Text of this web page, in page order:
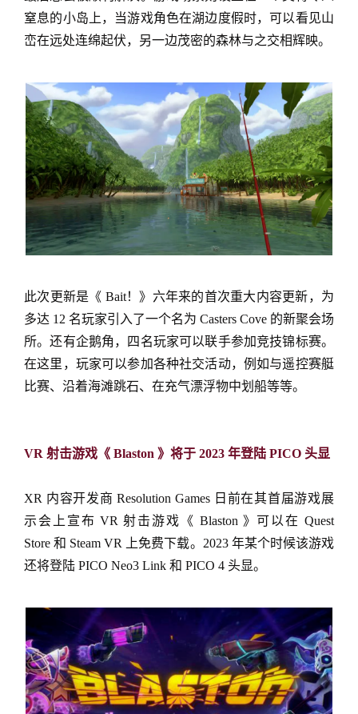
窒息的小岛上，当游戏角色在湖边度假时，可以看见山
峦在远处连绵起伏，另一边茂密的森林与之交相辉映。
此次更新是《 Bait！》六年来的首次重大内容更新，为
多达 12 名玩家引入了一个名为 Casters Cove 的新聚会场
所。还有企鹅角，四名玩家可以联手参加竞技锦标赛。
在这里，玩家可以参加各种社交活动，例如与遥控赛艇
比赛、沿着海滩跳石、在充气漂浮物中划船等等。
VR 射击游戏《 Blaston 》将于 2023 年登陆 PICO 头显
XR 内容开发商 Resolution Games 日前在其首届游戏展
示会上宣布 VR 射击游戏《 Blaston 》可以在 Quest
Store 和 Steam VR 上免费下载。2023 年某个时候该游戏
还将登陆 PICO Neo3 Link 和 PICO 4 头显。